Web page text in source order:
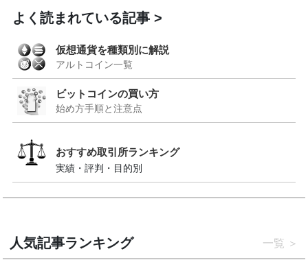
よく読まれている記事
仮想通貨を種類別に解説
アルトコイン一覧
ビットコインの買い方
始め方手順と注意点
おすすめ取引所ランキング
実績・評判・目的別
人気記事ランキング 一覧